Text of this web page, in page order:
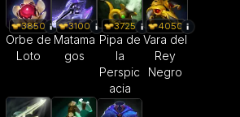
3850
Orbe de
Loto
3100
Matama
gos
3725
Pipa de
la
Perspic
acia
4050
Vara del
Rey
Negro